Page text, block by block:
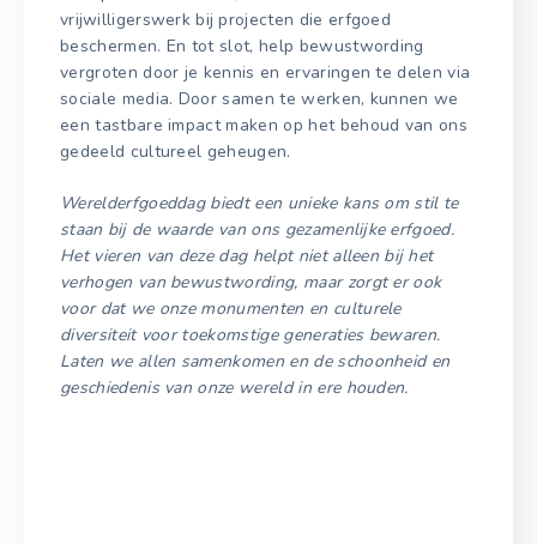
vrijwilligerswerk bij projecten die erfgoed
beschermen. En tot slot, help bewustwording
vergroten door je kennis en ervaringen te delen via
sociale media. Door samen te werken, kunnen we
een tastbare impact maken op het behoud van ons
gedeeld cultureel geheugen.
Werelderfgoeddag biedt een unieke kans om stil te
staan bij de waarde van ons gezamenlijke erfgoed.
Het vieren van deze dag helpt niet alleen bij het
verhogen van bewustwording, maar zorgt er ook
voor dat we onze monumenten en culturele
diversiteit voor toekomstige generaties bewaren.
Laten we allen samenkomen en de schoonheid en
geschiedenis van onze wereld in ere houden.